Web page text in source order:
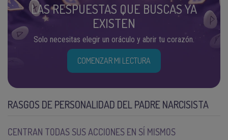
LAS RESPUESTAS QUE BUSCAS YA
EXISTEN
Solo necesitas elegir un oráculo y abrir tu corazón.
COMENZAR MI LECTURA
RASGOS DE PERSONALIDAD DEL PADRE NARCISISTA
CENTRAN TODAS SUS ACCIONES EN SÍ MISMOS